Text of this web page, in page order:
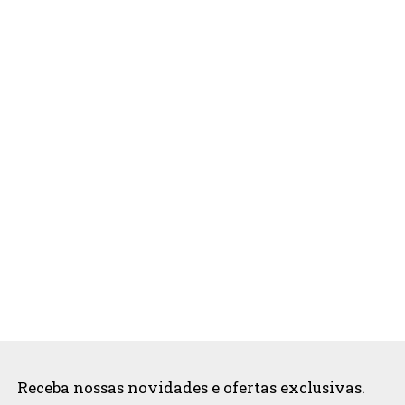
Receba nossas novidades e ofertas exclusivas.